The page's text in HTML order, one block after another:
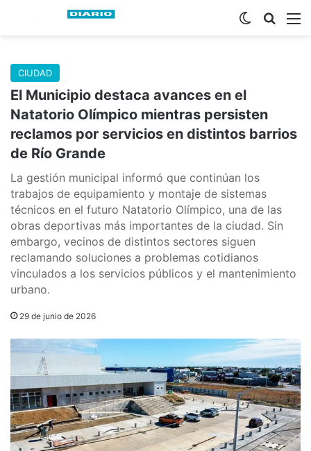
Buscar
Switch skin
CIUDAD
El Municipio destaca avances en el
Natatorio Olímpico mientras persisten
reclamos por servicios en distintos barrios
de Río Grande
La gestión municipal informó que continúan los
trabajos de equipamiento y montaje de sistemas
técnicos en el futuro Natatorio Olímpico, una de las
obras deportivas más importantes de la ciudad. Sin
embargo, vecinos de distintos sectores siguen
reclamando soluciones a problemas cotidianos
vinculados a los servicios públicos y el mantenimiento
urbano.
29 de junio de 2026